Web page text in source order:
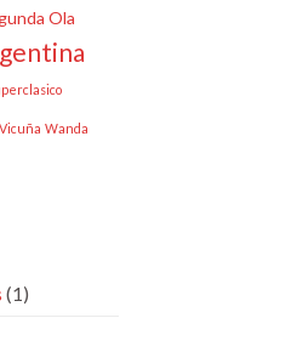
Ola
Wanda
(1)